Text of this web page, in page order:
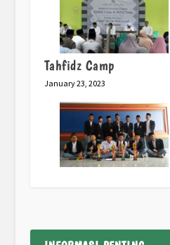
Tahfidz Camp
January 23, 2023